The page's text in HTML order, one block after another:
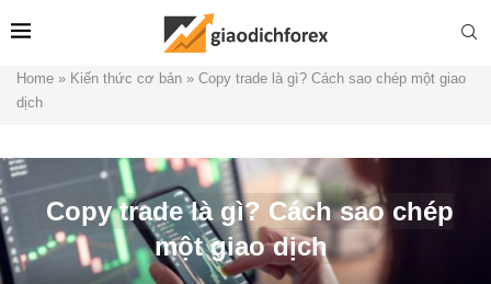
Home » Kiến thức cơ bản » Copy trade là gì? Cách sao chép một giao
dịch
Copy trade là gì? Cách sao chép
một giao dịch